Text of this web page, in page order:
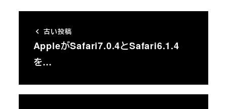
古い投稿
AppleがSafari7.0.4とSafari6.1.4
を…